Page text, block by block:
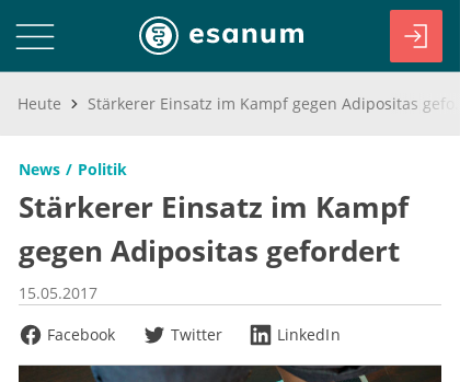
Heute
News Politik
Stärkerer Einsatz im Kampf
gegen Adipositas gefordert
15.05.2017
Facebook
Twitter LinkedIn